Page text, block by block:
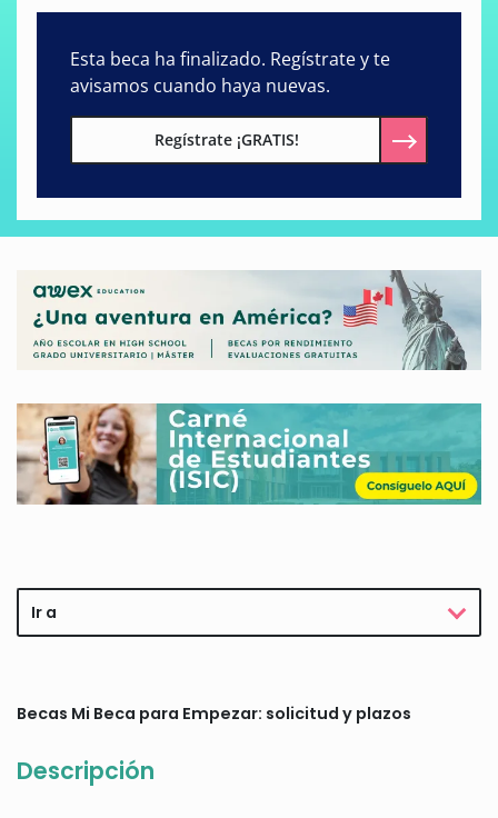
Esta beca ha finalizado. Regístrate y te
avisamos cuando haya nuevas.
Regístrate ¡GRATIS!
Ir a
Becas Mi Beca para Empezar: solicitud y plazos
Descripción